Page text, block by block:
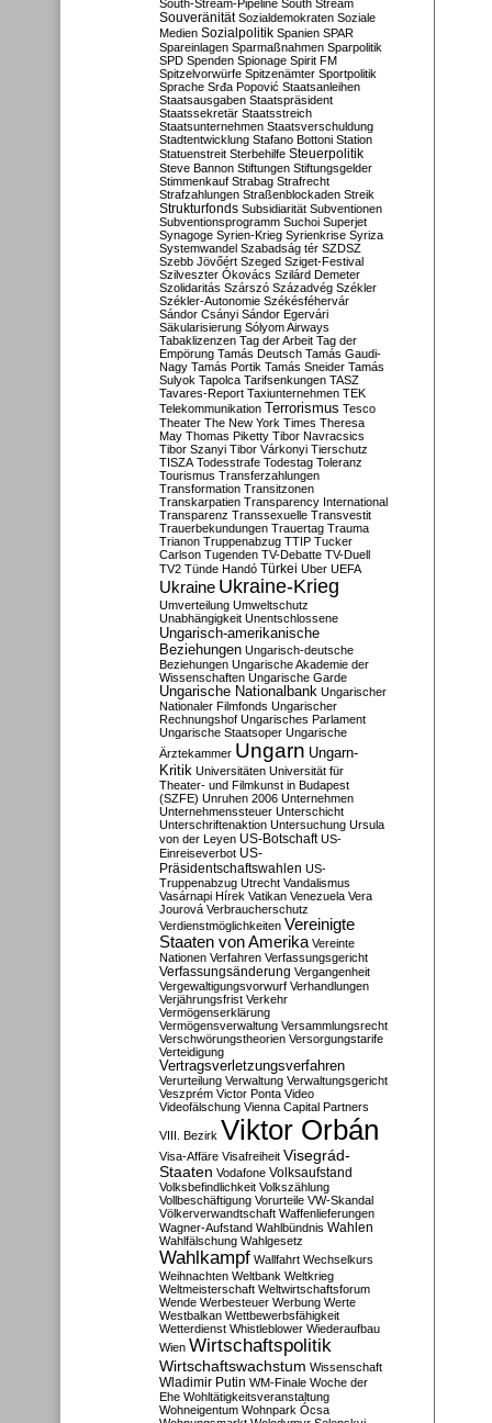
South-Stream-Pipeline South Stream
Souveränität Sozialdemokraten Soziale
Medien Sozialpolitik Spanien SPAR
Spareinlagen Sparmaßnahmen Sparpolitik
SPD Spenden Spionage Spirit FM
Spitzelvorwürfe Spitzenämter Sportpolitik
Sprache Srđa Popović Staatsanleihen
Staatsausgaben Staatspräsident
Staatssekretär Staatsstreich
Staatsunternehmen Staatsverschuldung
Stadtentwicklung Stafano Bottoni Station
Statuenstreit Sterbehilfe Steuerpolitik
Steve Bannon Stiftungen Stiftungsgelder
Stimmenkauf Strabag Strafrecht
Strafzahlungen Straßenblockaden Streik
Strukturfonds Subsidiarität Subventionen
Subventionsprogramm Suchoi Superjet
Synagoge Syrien-Krieg Syrienkrise Syriza
Systemwandel Szabadság tér SZDSZ
Szebb Jövőért Szeged Sziget-Festival
Szilveszter Ókovács Szilárd Demeter
Szolidaritás Szárszó Századvég Székler
Székler-Autonomie Székésféhervár
Sándor Csányi Sándor Egervári
Säkularisierung Sólyom Airways
Tabaklizenzen Tag der Arbeit Tag der
Empörung Tamás Deutsch Tamás Gaudi-
Nagy Tamás Portik Tamás Sneider Tamás
Sulyok Tapolca Tarifsenkungen TASZ
Tavares-Report Taxiunternehmen TEK
Telekommunikation Terrorismus Tesco
Theater The New York Times Theresa
May Thomas Piketty Tibor Navracsics
Tibor Szanyi Tibor Várkonyi Tierschutz
TISZA Todesstrafe Todestag Toleranz
Tourismus Transferzahlungen
Transformation Transitzonen
Transkarpatien Transparency International
Transparenz Transsexuelle Transvestit
Trauerbekundungen Trauertag Trauma
Trianon Truppenabzug TTIP Tucker
Carlson Tugenden TV-Debatte TV-Duell
TV2 Tünde Handó Türkei Uber UEFA
Ukraine Ukraine-Krieg
Umverteilung Umweltschutz
Unabhängigkeit Unentschlossene
Ungarisch-amerikanische
Beziehungen Ungarisch-deutsche
Beziehungen Ungarische Akademie der
Wissenschaften Ungarische Garde
Ungarische Nationalbank Ungarischer
Nationaler Filmfonds Ungarischer
Rechnungshof Ungarisches Parlament
Ungarische Staatsoper Ungarische
Ärztekammer Ungarn Ungarn-
Kritik Universitäten Universität für
Theater- und Filmkunst in Budapest
(SZFE) Unruhen 2006 Unternehmen
Unternehmenssteuer Unterschicht
Unterschriftenaktion Untersuchung Ursula
von der Leyen US-Botschaft US-
Einreiseverbot US-
Präsidentschaftswahlen US-
Truppenabzug Utrecht Vandalismus
Vasárnapi Hírek Vatikan Venezuela Vera
Jourová Verbraucherschutz
Verdienstmöglichkeiten Vereinigte
Staaten von Amerika Vereinte
Nationen Verfahren Verfassungsgericht
Verfassungsänderung Vergangenheit
Vergewaltigungsvorwurf Verhandlungen
Verjährungsfrist Verkehr
Vermögenserklärung
Vermögensverwaltung Versammlungsrecht
Verschwörungstheorien Versorgungstarife
Verteidigung
Vertragsverletzungsverfahren
Verurteilung Verwaltung Verwaltungsgericht
Veszprém Victor Ponta Video
Videofälschung Vienna Capital Partners
VIII. Bezirk Viktor Orbán
Visa-Affäre Visafreiheit Visegrád-
Staaten Vodafone Volksaufstand
Volksbefindlichkeit Volkszählung
Vollbeschäftigung Vorurteile VW-Skandal
Völkerverwandtschaft Waffenlieferungen
Wagner-Aufstand Wahlbündnis Wahlen
Wahlfälschung Wahlgesetz
Wahlkampf Wallfahrt Wechselkurs
Weihnachten Weltbank Weltkrieg
Weltmeisterschaft Weltwirtschaftsforum
Wende Werbesteuer Werbung Werte
Westbalkan Wettbewerbsfähigkeit
Wetterdienst Whistleblower Wiederaufbau
Wien Wirtschaftspolitik
Wirtschaftswachstum Wissenschaft
Wladimir Putin WM-Finale Woche der
Ehe Wohltätigkeitsveranstaltung
Wohneigentum Wohnpark Ócsa